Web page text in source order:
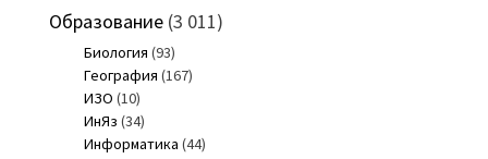
Образование(3 011)
Биология (93)
География (167)
ИЗО (10)
ИнЯз (34)
Информатика (44)